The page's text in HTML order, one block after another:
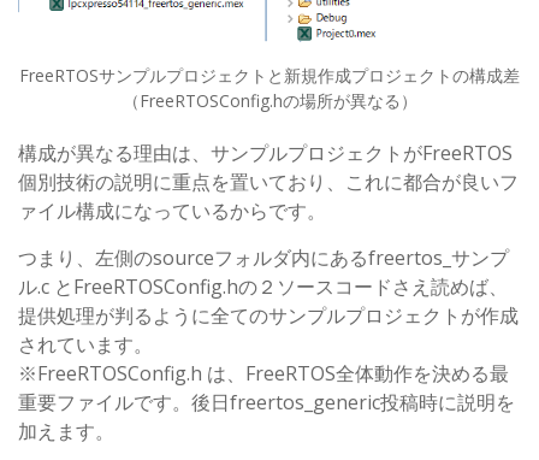
FreeRTOSサンプルプロジェクトと新規作成プロジェクトの構成差
（FreeRTOSConfig.hの場所が異なる）
構成が異なる理由は、サンプルプロジェクトがFreeRTOS
個別技術の説明に重点を置いており、これに都合が良いフ
ァイル構成になっているからです。
つまり、左側のsourceフォルダ内にあるfreertos_サンプ
ル.c とFreeRTOSConfig.hの２ソースコードさえ読めば、
提供処理が判るように全てのサンプルプロジェクトが作成
されています。
※FreeRTOSConfig.h は、FreeRTOS全体動作を決める最
重要ファイルです。後日freertos_generic投稿時に説明を
加えます。